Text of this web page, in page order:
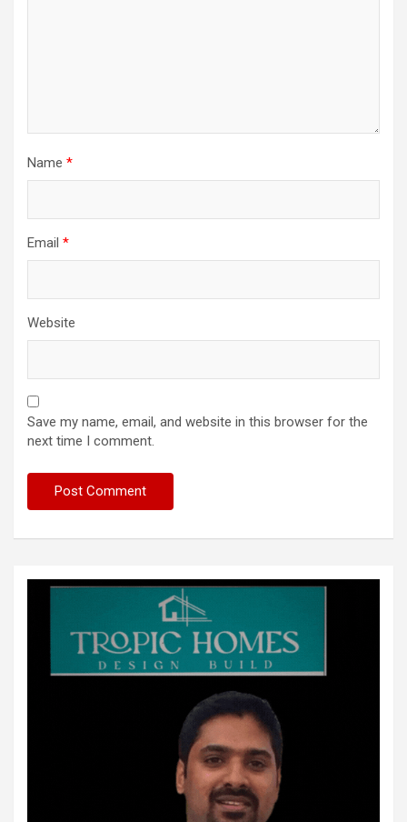
Name *
Email *
Website
Save my name, email, and website in this browser for the
next time I comment.